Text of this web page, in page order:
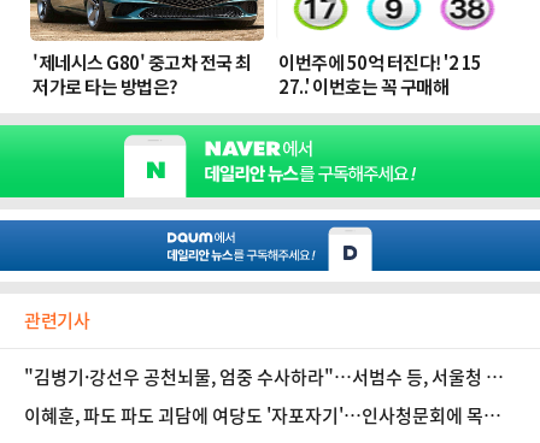
관련기사
"김병기·강선우 공천뇌물, 엄중 수사하라"…서범수 등, 서울청 항
의방문
이혜훈, 파도 파도 괴담에 여당도 '자포자기'…인사청문회에 목매